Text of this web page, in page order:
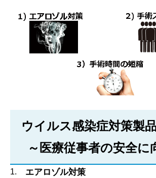
ウイルス感染症対策製
～医療従事者の安全に
エアロゾル対策